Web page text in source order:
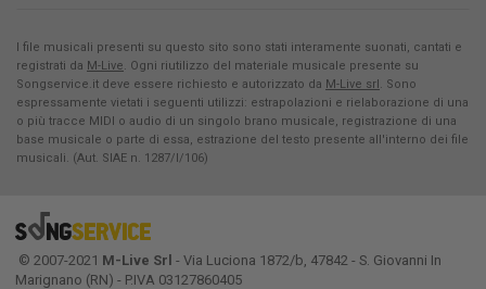
I file musicali presenti su questo sito sono stati interamente suonati, cantati e
registrati da M-Live. Ogni riutilizzo del materiale musicale presente su
Songservice.it deve essere richiesto e autorizzato da M-Live srl. Sono
espressamente vietati i seguenti utilizzi: estrapolazioni e rielaborazione di una
o più tracce MIDI o audio di un singolo brano musicale, registrazione di una
base musicale o parte di essa, estrazione del testo presente all'interno dei file
musicali. (Aut. SIAE n. 1287/I/106)
© 2007-2021 M-Live Srl - Via Luciona 1872/b, 47842 - S. Giovanni In
Marignano (RN) - P.IVA 03127860405